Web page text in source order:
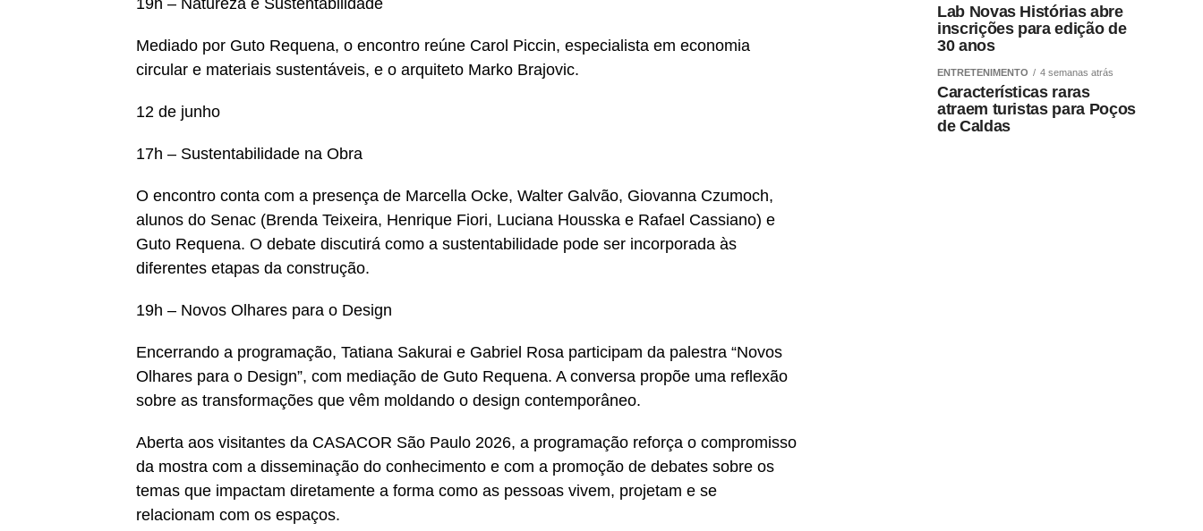
19h – Natureza e Sustentabilidade
Mediado por Guto Requena, o encontro reúne Carol Piccin, especialista em economia
circular e materiais sustentáveis, e o arquiteto Marko Brajovic.
12 de junho
17h – Sustentabilidade na Obra
O encontro conta com a presença de Marcella Ocke, Walter Galvão, Giovanna Czumoch,
alunos do Senac (Brenda Teixeira, Henrique Fiori, Luciana Housska e Rafael Cassiano) e
Guto Requena. O debate discutirá como a sustentabilidade pode ser incorporada às
diferentes etapas da construção.
19h – Novos Olhares para o Design
Encerrando a programação, Tatiana Sakurai e Gabriel Rosa participam da palestra “Novos
Olhares para o Design”, com mediação de Guto Requena. A conversa propõe uma reflexão
sobre as transformações que vêm moldando o design contemporâneo.
Aberta aos visitantes da CASACOR São Paulo 2026, a programação reforça o compromisso
da mostra com a disseminação do conhecimento e com a promoção de debates sobre os
temas que impactam diretamente a forma como as pessoas vivem, projetam e se
relacionam com os espaços.
Lab Novas Histórias abre
inscrições para edição de
30 anos
ENTRETENIMENTO 4 semanas atrás
Características raras
atraem turistas para Poços
de Caldas